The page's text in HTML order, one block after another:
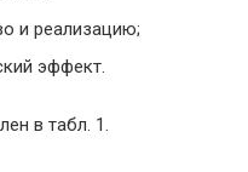
и реализацию;
эффект.
в табл. 1.